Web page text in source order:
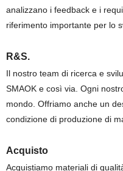
analizzano i feedback e i
riferimento importante per lo
R&S.
Il nostro team di ricerca e
SMAOK e così via. Ogni
mondo. Offriamo anche un
condizione di produzione di
Acquisto
Acquistiamo materiali di